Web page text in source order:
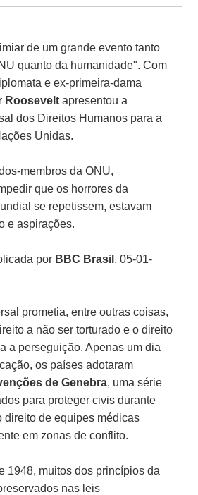
de um grande evento tanto
quanto da humanidade". Com
e ex-primeira-dama
Roosevelt apresentou a
dos Direitos Humanos para a
Unidas.
membros da ONU,
que os horrores da
se repetissem, estavam
e aspirações.
por BBC Brasil , 05-01-
prometia, entre outras coisas,
a não ser torturado e o direito
a perseguição. Apenas um dia
os países adotaram
de Genebra, uma série
para proteger civis durante
direito de equipes médicas
em zonas de conflito.
1948, muitos dos princípios da
nas leis